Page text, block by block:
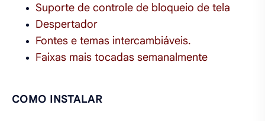
Suporte de controle de bloqueio de tela
Despertador
Fontes e temas intercambiáveis.
Faixas mais tocadas semanalmente
COMO INSTALAR